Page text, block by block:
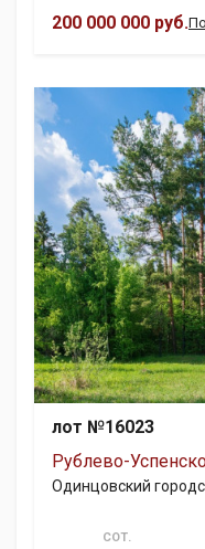
200 000 000 руб.
лот №16023
Рублево-
Одинцовский
СОТ.